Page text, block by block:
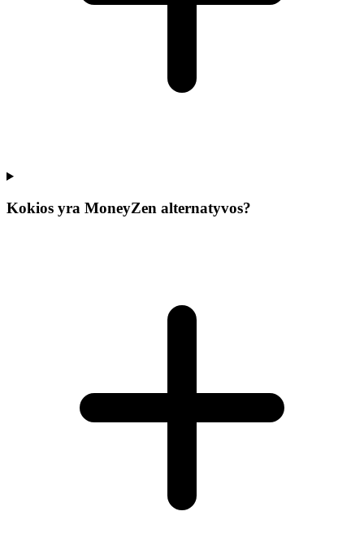
Kokios yra MoneyZen alternatyvos?